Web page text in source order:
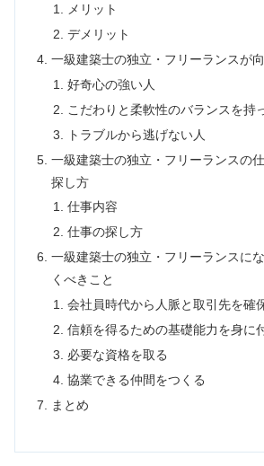
メリット
デメリット
一級建築士の独立・フリーランスが
好奇心の強い人
こだわりと柔軟性のバランスを持
トラブルから逃げない人
一級建築士の独立・フリーランスの
探し方
仕事内容
仕事の探し方
一級建築士の独立・フリーランスに
くべきこと
会社員時代から人脈と取引先を確
信頼を得るための基礎能力を身に
必要な資格を取る
協業できる仲間をつくる
まとめ